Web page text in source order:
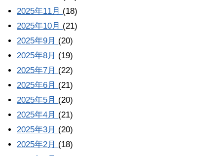
2025年11月 (18)
2025年10月 (21)
2025年9月 (20)
2025年8月 (19)
2025年7月 (22)
2025年6月 (21)
2025年5月 (20)
2025年4月 (21)
2025年3月 (20)
2025年2月 (18)